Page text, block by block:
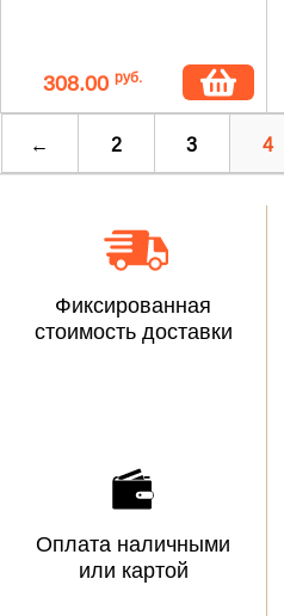
308.00 руб.
← 2 3 4
Фиксированная
стоимость доставки
Оплата наличными
или картой